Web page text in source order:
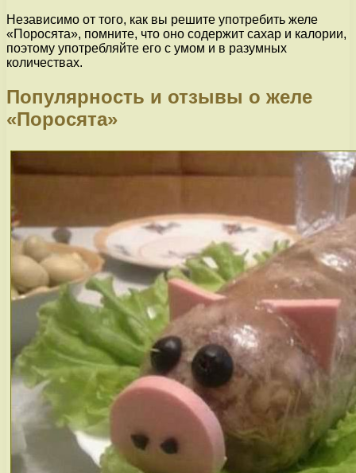
Независимо от того, как вы решите употребить желе
«Поросята», помните, что оно содержит сахар и калории,
поэтому употребляйте его с умом и в разумных
количествах.
Популярность и отзывы о желе
«Поросята»